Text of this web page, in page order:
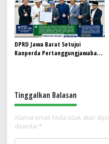
DPRD Jawa Barat Setujui
Ranperda Pertanggungjawaban
Tinggalkan Balasan
Alamat email Anda tidak akan
ditandai *